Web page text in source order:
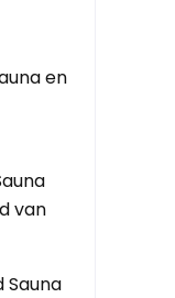
en
van
Sauna